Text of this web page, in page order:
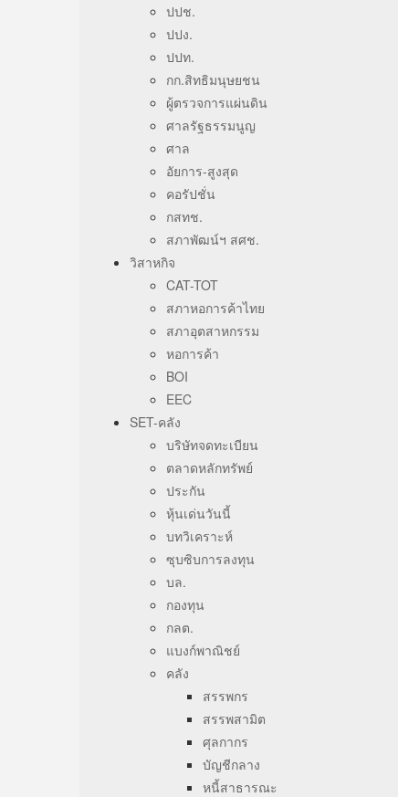
ปปช.
ปปง.
ปปท.
กก.สิทธิมนุษยชน
ผู้ตรวจการแผ่นดิน
ศาลรัฐธรรมนูญ
ศาล
อัยการ-สูงสุด
คอรัปชั่น
กสทช.
สภาพัฒน์ฯ สศช.
วิสาหกิจ
CAT-TOT
สภาหอการค้าไทย
สภาอุตสาหกรรม
หอการค้า
BOI
EEC
SET-คลัง
บริษัทจดทะเบียน
ตลาดหลักทรัพย์
ประกัน
หุ้นเด่นวันนี้
บทวิเคราะห์
ซุบซิบการลงทุน
บล.
กองทุน
กลต.
แบงก์พาณิชย์
คลัง
สรรพกร
สรรพสามิต
ศุลกากร
บัญชีกลาง
หนี้สาธารณะ